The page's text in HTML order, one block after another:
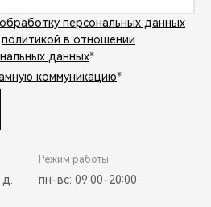
персональных данных
политикой в отношении
данных*
коммуникацию*
Режим работы:
пн-вс: 09:00-20:00